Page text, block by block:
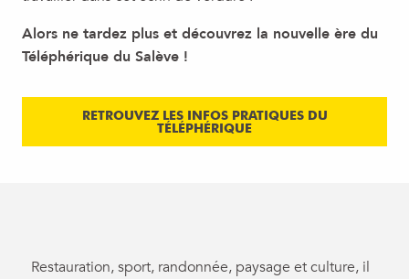
Alors ne tardez plus et découvrez la nouvelle ère du
Téléphérique du Salève !
RETROUVEZ LES INFOS PRATIQUES DU
TÉLÉPHÉRIQUE
Restauration, sport, randonnée, paysage et culture, il